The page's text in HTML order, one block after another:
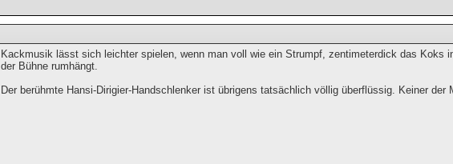
Kackmusik lässt sich leichter spielen, wenn man voll wie ein Strumpf, zentimeterdick das Koks
der Bühne rumhängt.
Der berühmte Hansi-Dirigier-Handschlenker ist übrigens tatsächlich völlig überflüssig. Keiner